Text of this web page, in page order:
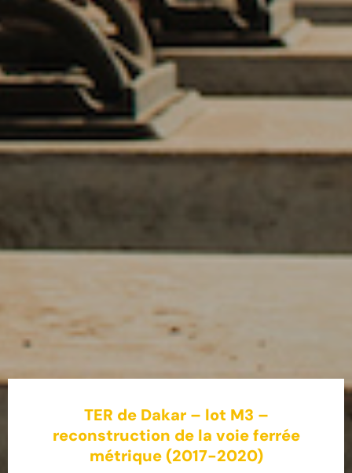
TER de Dakar – lot M3 –
reconstruction de la voie ferrée
métrique (2017-2020)